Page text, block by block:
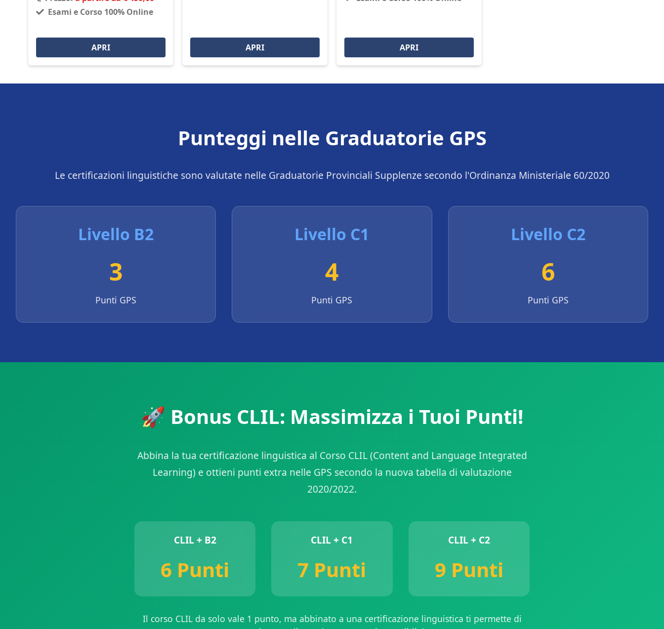
Esami e Corso 100% Online
APRI APRI APRI
Punteggi nelle Graduatorie GPS
Le certificazioni linguistiche sono valutate nelle Graduatorie Provinciali Supplenze secondo l'Ordinanza Ministeriale 60/2020
Livello B2
3
Punti GPS
Livello C1
4
Punti GPS
Livello C2
6
Punti GPS
🚀 Bonus CLIL: Massimizza i Tuoi Punti!
Abbina la tua certificazione linguistica al Corso CLIL (Content and Language Integrated
Learning) e ottieni punti extra nelle GPS secondo la nuova tabella di valutazione
2020/2022.
CLIL + B2
6 Punti
CLIL + C1
7 Punti
CLIL + C2
9 Punti
Il corso CLIL da solo vale 1 punto, ma abbinato a una certificazione linguistica ti permette di